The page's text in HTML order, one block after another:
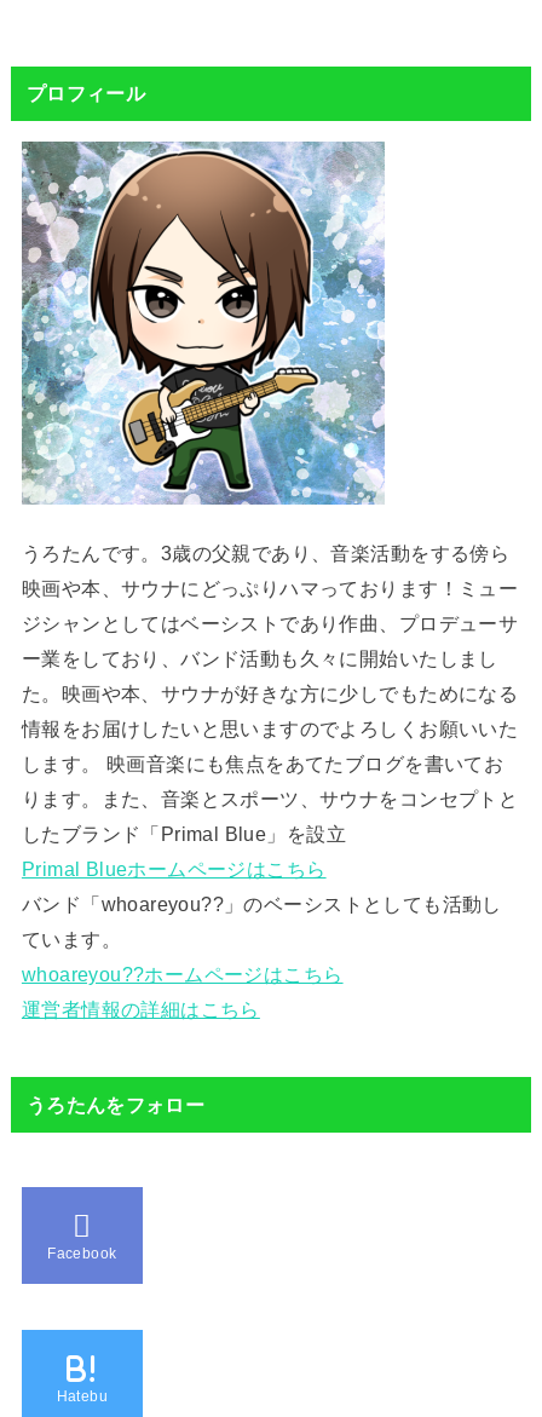
プロフィール
うろたんです。3歳の父親であり、音楽活動をする傍ら
映画や本、サウナにどっぷりハマっております！ミュー
ジシャンとしてはベーシストであり作曲、プロデューサ
ー業をしており、バンド活動も久々に開始いたしまし
た。映画や本、サウナが好きな方に少しでもためになる
情報をお届けしたいと思いますのでよろしくお願いいた
します。 映画音楽にも焦点をあてたブログを書いてお
ります。また、音楽とスポーツ、サウナをコンセプトと
したブランド「Primal Blue」を設立
Primal Blueホームページはこちら
バンド「whoareyou??」のベーシストとしても活動し
ています。
whoareyou??ホームページはこちら
運営者情報の詳細はこちら
うろたんをフォロー
Facebook
B!
Hatebu